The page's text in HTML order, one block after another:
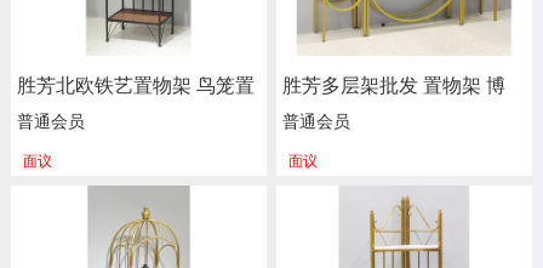
胜芳北欧铁艺置物架 鸟笼置
物架 客厅阳台落地多层花架
服装店包包架 金色展示架
正尚家具批发
普通会员
面议
胜芳多层架批发 置物架 博
古架 办公室书架 酒架 储物
架 杂物架 整理架 餐厅饭店
花架 装饰架 多层书架 简易
书架 落地书架 学生书架 正
普通会员
面议